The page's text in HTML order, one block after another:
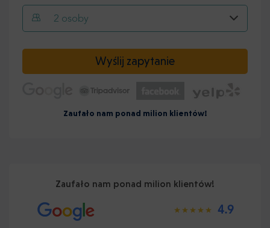
2 osoby
Wyślij zapytanie
Zaufało nam ponad milion klientów!
Zaufało nam ponad milion klientów!
4.9